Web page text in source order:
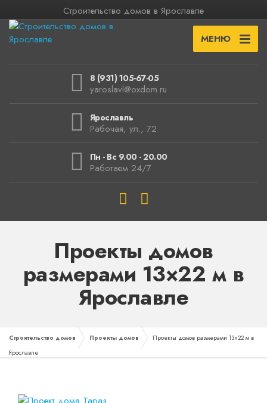
Строительство домов в Ярославле
МЕНЮ
8 (931) 105-67-05
yaroslavl@oxdom.ru
Ярославль
Рабочая, ул., 72
Пн - Вс 9.00 - 20.00
Работаем 24/7
Проекты домов
размерами 13×22 м в
Ярославле
Строительство домов Проекты домов
Проекты домов размерами 13×22 м в
Ярославле